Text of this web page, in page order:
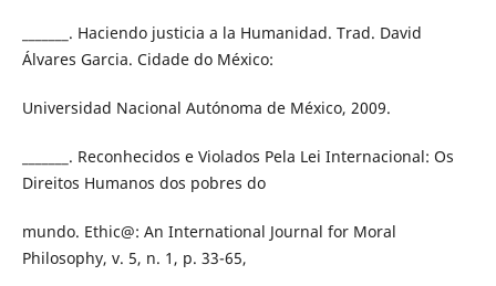
_______. Haciendo justicia a la Humanidad. Trad. David
Álvares Garcia. Cidade do México:
Universidad Nacional Autónoma de México, 2009.
_______. Reconhecidos e Violados Pela Lei Internacional: Os
Direitos Humanos dos pobres do
mundo. Ethic@: An International Journal for Moral
Philosophy, v. 5, n. 1, p. 33-65,